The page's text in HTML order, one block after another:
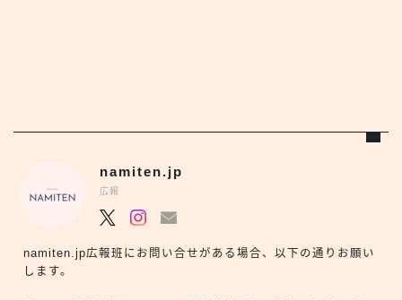
namiten.jp
広報
namiten.jp広報班にお問い合せがある場合、以下の通りお願い
します。